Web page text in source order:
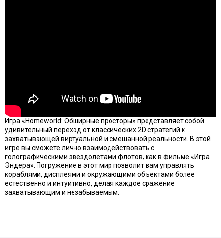
Игра «Homeworld: Обширные просторы» представляет собой
удивительный переход от классических 2D стратегий к
захватывающей виртуальной и смешанной реальности. В этой
игре вы сможете лично взаимодействовать с
голографическими звездолетами флотов, как в фильме «Игра
Эндера». Погружение в этот мир позволит вам управлять
кораблями, дисплеями и окружающими объектами более
естественно и интуитивно, делая каждое сражение
захватывающим и незабываемым.